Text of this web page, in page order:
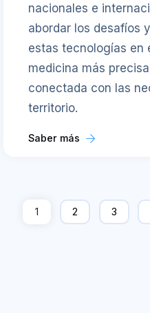
nacionales e
abordar los desafíos
estas tecnologías en
medicina más
conectada con las
territorio.
Saber más
1 2 3